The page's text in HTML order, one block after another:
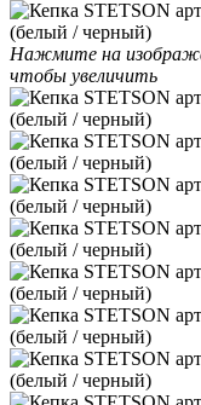
Нажмите на
чтобы увеличить